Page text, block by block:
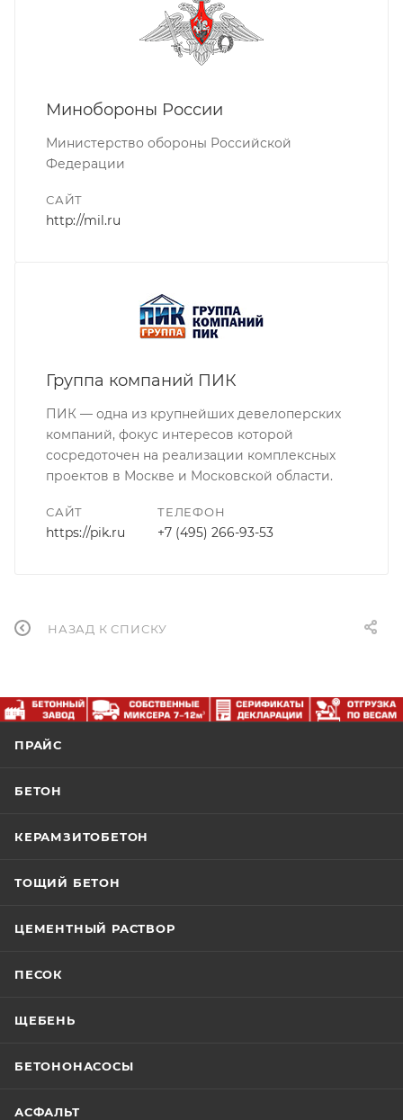
Минобороны России
Министерство обороны Российской
Федерации
САЙТ
http://mil.ru
Группа компаний ПИК
ПИК — одна из крупнейших девелоперских
компаний, фокус интересов которой
сосредоточен на реализации комплексных
проектов в Москве и Московской области.
САЙТ
https://pik.ru
ТЕЛЕФОН
+7 (495) 266-93-53
НАЗАД К СПИСКУ
ПРАЙС
БЕТОН
КЕРАМЗИТОБЕТОН
ТОЩИЙ БЕТОН
ЦЕМЕНТНЫЙ РАСТВОР
ПЕСОК
ЩЕБЕНЬ
БЕТОНОНАСОСЫ
АСФАЛЬТ